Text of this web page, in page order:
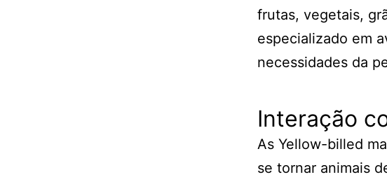
frutas, vegetais,
especializado em
necessidades da
Interação
As Yellow-billed
se tornar animais